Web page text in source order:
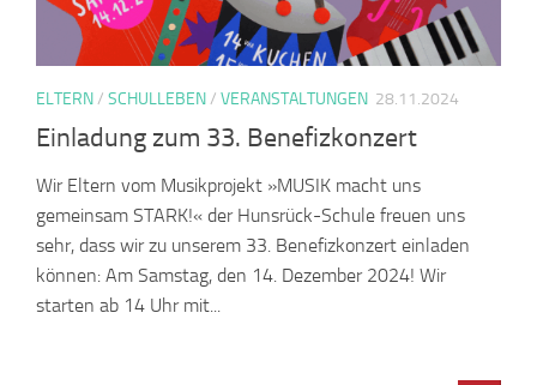
ELTERN/ SCHULLEBEN/ VERANSTALTUNGEN 28.11.2024
Einladung zum 33. Benefizkonzert
Wir Eltern vom Musikprojekt »MUSIK macht uns
gemeinsam STARK!« der Hunsrück-Schule freuen uns
sehr, dass wir zu unserem 33. Benefizkonzert einladen
können: Am Samstag, den 14. Dezember 2024! Wir
starten ab 14 Uhr mit...